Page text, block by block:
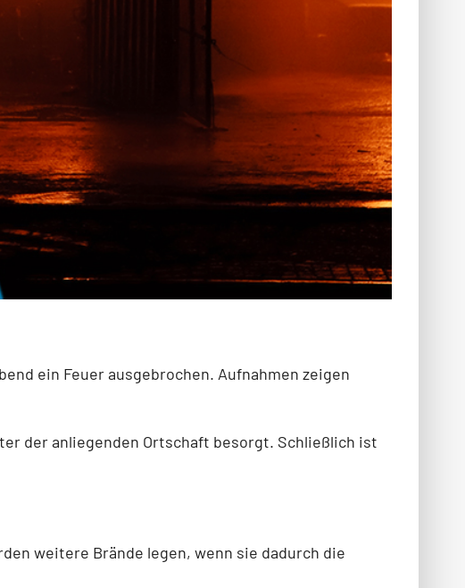
ein Feuer ausgebrochen. Aufnahmen zeigen
der anliegenden Ortschaft besorgt. Schließlich ist
weitere Brände legen, wenn sie dadurch die